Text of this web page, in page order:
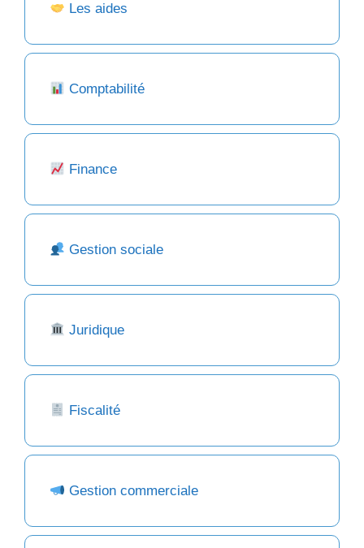
Les aides
Comptabilité
Finance
Gestion sociale
Juridique
Fiscalité
Gestion commerciale